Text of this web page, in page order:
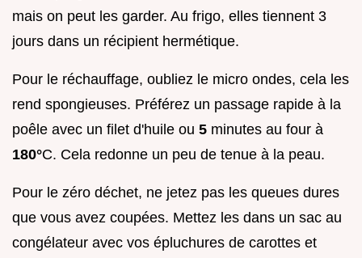
mais on peut les garder. Au frigo, elles tiennent 3
jours dans un récipient hermétique.
Pour le réchauffage, oubliez le micro ondes, cela les
rend spongieuses. Préférez un passage rapide à la
poêle avec un filet d'huile ou 5 minutes au four à
180°C. Cela redonne un peu de tenue à la peau.
Pour le zéro déchet, ne jetez pas les queues dures
que vous avez coupées. Mettez les dans un sac au
congélateur avec vos épluchures de carottes et